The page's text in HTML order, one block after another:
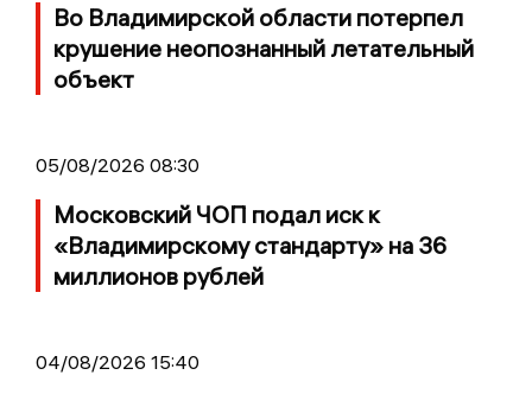
Во Владимирской области потерпел
крушение неопознанный летательный
объект
05/08/2026 08:30
Московский ЧОП подал иск к
«Владимирскому стандарту» на 36
миллионов рублей
04/08/2026 15:40